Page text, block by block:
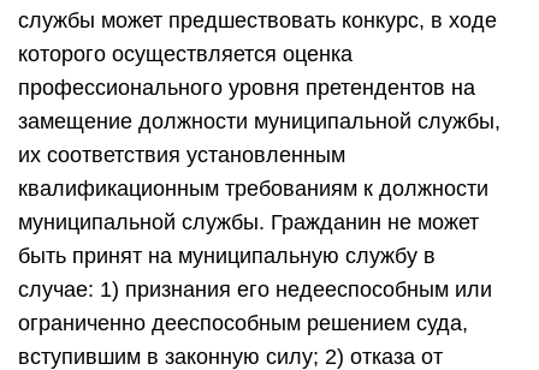
службы может предшествовать конкурс, в ходе
которого осуществляется оценка
профессионального уровня претендентов на
замещение должности муниципальной службы,
их соответствия установленным
квалификационным требованиям к должности
муниципальной службы. Гражданин не может
быть принят на муниципальную службу в
случае: 1) признания его недееспособным или
ограниченно дееспособным решением суда,
вступившим в законную силу; 2) отказа от